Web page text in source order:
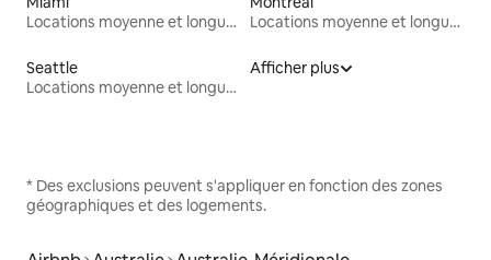
Locations moyenne et longue durée
Locations moyenne et longue durée
Seattle
Locations moyenne et longue durée
Afficher plus
* Des exclusions peuvent s'appliquer en fonction des zones
géographiques et des logements.